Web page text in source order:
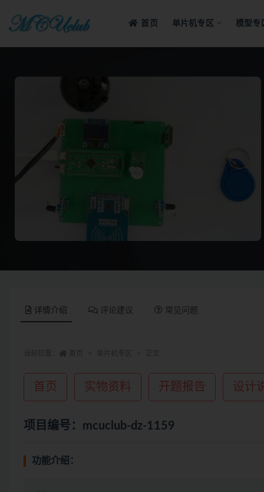
首页 单片机专区 模型专
详情介绍 评论建议 常见问题
首页 实物资料 开题报告 设计
项目编号：mcuclub-dz-1159
功能介绍：